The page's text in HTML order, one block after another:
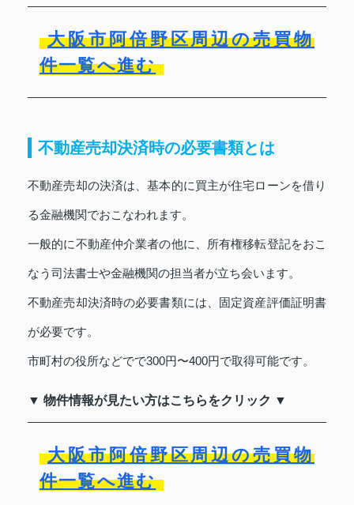
大阪市阿倍野区周辺の売買物
件一覧へ進む
不動産売却決済時の必要書類とは
不動産売却の決済は、基本的に買主が住宅ローンを借り
る金融機関でおこなわれます。
一般的に不動産仲介業者の他に、所有権移転登記をおこ
なう司法書士や金融機関の担当者が立ち会います。
不動産売却決済時の必要書類には、固定資産評価証明書
が必要です。
市町村の役所などでで300円〜400円で取得可能です。
▼ 物件情報が見たい方はこちらをクリック ▼
大阪市阿倍野区周辺の売買物
件一覧へ進む